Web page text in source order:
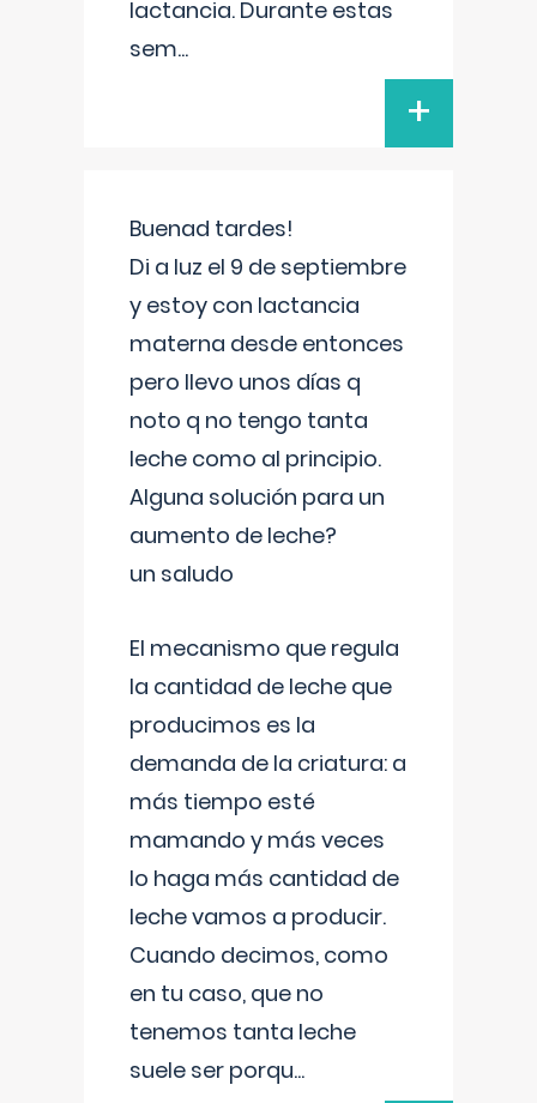
lactancia. Durante estas
sem...
+
Buenad tardes!
Di a luz el 9 de septiembre
y estoy con lactancia
materna desde entonces
pero llevo unos días q
noto q no tengo tanta
leche como al principio.
Alguna solución para un
aumento de leche?
un saludo
El mecanismo que regula
la cantidad de leche que
producimos es la
demanda de la criatura: a
más tiempo esté
mamando y más veces
lo haga más cantidad de
leche vamos a producir.
Cuando decimos, como
en tu caso, que no
tenemos tanta leche
suele ser porqu...